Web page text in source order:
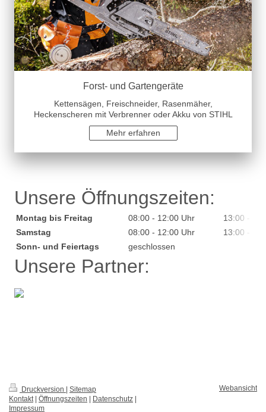
Forst- und Gartengeräte
Kettensägen, Freischneider, Rasenmäher,
Heckenscheren mit Verbrenner oder Akku von STIHL
Mehr erfahren
Unsere Öffnungszeiten:
Montag bis Freitag 08:00 - 12:00 Uhr
13:00 -
Samstag
08:00 - 12:00 Uhr
13:00 -
Sonn- und Feiertags
geschlossen
Unsere Partner:
Druckversion
Sitemap
Kontakt| Öffnungszeiten Datenschutz
Impressum
Webansicht